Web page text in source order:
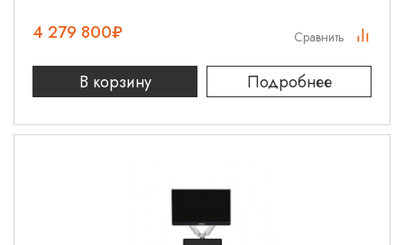
4 279 800₽
В корзину Подробнее
Сравнить